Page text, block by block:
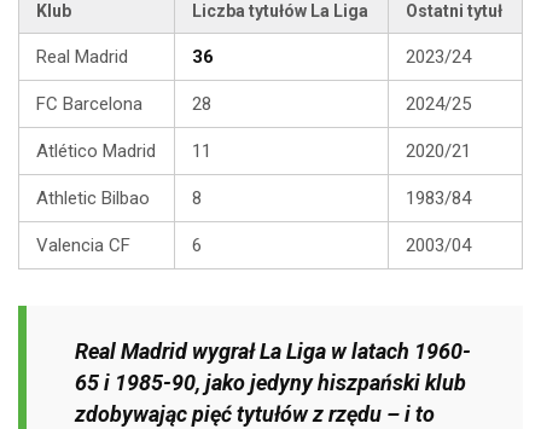
Klub Liczba tytułów La Liga Ostatni tytuł
Real Madrid 36 2023/24
FC Barcelona 28 2024/25
Atlético Madrid 11 2020/21
Athletic Bilbao 8 1983/84
Valencia CF 6 2003/04
Real Madrid wygrał La Liga w latach 1960-
65 i 1985-90, jako jedyny hiszpański klub
zdobywając pięć tytułów z rzędu – i to